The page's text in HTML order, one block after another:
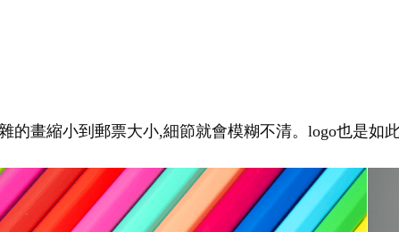
的畫縮小到郵票大小,細節就會模糊不清。logo也是如